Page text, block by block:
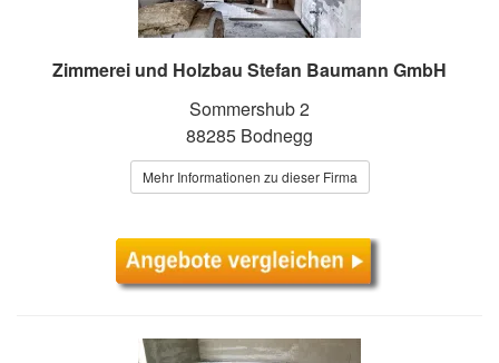
Zimmerei und Holzbau Stefan Baumann GmbH
Sommershub 2
88285 Bodnegg
Mehr Informationen zu dieser Firma